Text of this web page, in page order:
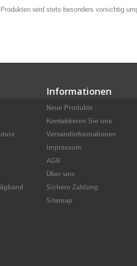
wird stets besonders vorsichtig
Informationen
Neue Produkte
Kontaktieren Sie uns
Versandinformationen
Impressum
AGB
Über uns
Sichere Zahlung
Sitemap